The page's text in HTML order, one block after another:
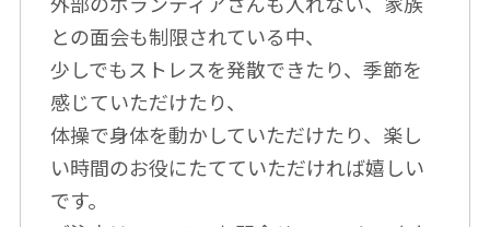
との面会も制限されている中、
少しでもストレスを発散できたり、季節を
感じていただけたり、
体操で身体を動かしていただけたり、楽し
い時間のお役にたてていただければ嬉しい
です。